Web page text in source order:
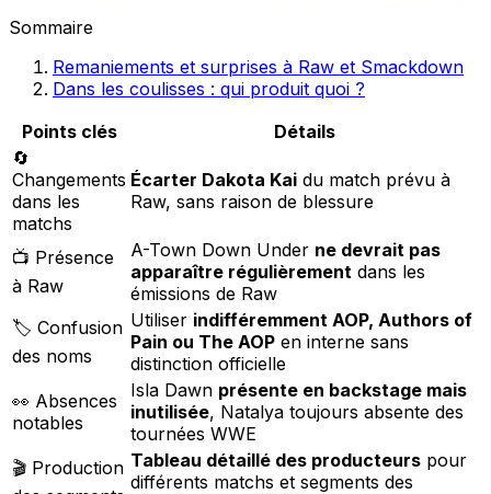
Sommaire
Remaniements et surprises à Raw et Smackdown
Dans les coulisses : qui produit quoi ?
Points clés
Détails
🔄
Changements
dans les
matchs
Écarter Dakota Kai du match prévu à
Raw, sans raison de blessure
📺 Présence
à Raw
A-Town Down Under ne devrait pas
apparaître régulièrement dans les
émissions de Raw
🏷️ Confusion
des noms
Utiliser indifféremment AOP, Authors of
Pain ou The AOP en interne sans
distinction officielle
👀 Absences
notables
Isla Dawn présente en backstage mais
inutilisée, Natalya toujours absente des
tournées WWE
🎬 Production Tableau détaillé des producteurs pour
différents matchs et segments des